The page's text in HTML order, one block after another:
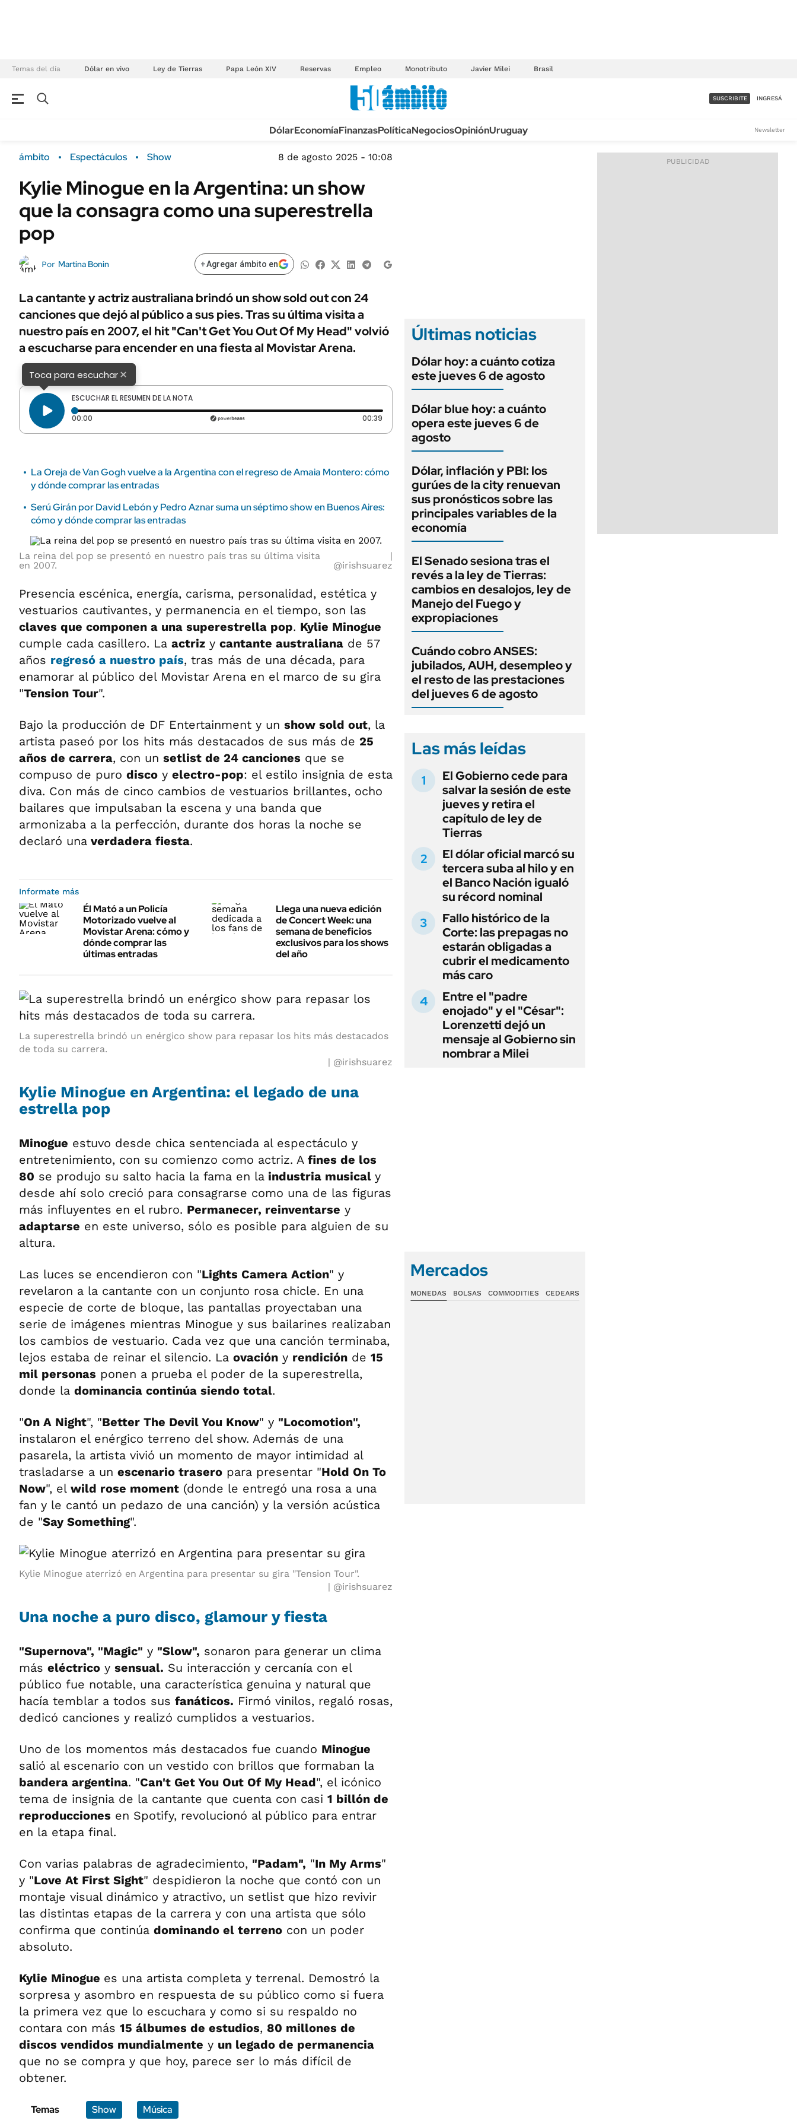
Temas del día Dólar en vivo Ley de Tierras Papa León XIV Reservas Empleo Monotributo Javier Milei Brasil
Campo
FINANZAS
Dólar
ÁMBITO DEBATE
Sustentabilidad
URUGUAY
TECNOLOGÍA
MÉXICO
MUNDO
INFORMACIÓN GENERAL
AUTOS
ACCESO FULL - $1.800/MES
SUSCRIBITE INGRESÁ
DólarEconomíaFinanzasPolíticaNegociosOpiniónUruguay Newsletter
ámbito Espectáculos Show 8 de agosto 2025 - 10:08
Kylie Minogue en la Argentina: un show
que la consagra como una superestrella
pop
Por Martina Bonin +Agregar ámbito en
La cantante y actriz australiana brindó un show sold out con 24
canciones que dejó al público a sus pies. Tras su última visita a
nuestro país en 2007, el hit "Can't Get You Out Of My Head" volvió
a escucharse para encender en una fiesta al Movistar Arena.
Toca para escuchar×
ESCUCHAR EL RESUMEN DE LA NOTA
00:00 Tiempo transcurrido: 0 segundos 00:39 Duración: 39 segundos
La Oreja de Van Gogh vuelve a la Argentina con el regreso de Amaia Montero: cómo
y dónde comprar las entradas
Serú Girán por David Lebón y Pedro Aznar suma un séptimo show en Buenos Aires:
cómo y dónde comprar las entradas
La reina del pop se presentó en nuestro país tras su última visita
en 2007.
@irishsuarez
Presencia escénica, energía, carisma, personalidad, estética y
vestuarios cautivantes, y permanencia en el tiempo, son las
claves que componen a una superestrella pop. Kylie Minogue
cumple cada casillero. La actriz y cantante australiana de 57
años regresó a nuestro país, tras más de una década, para
enamorar al público del Movistar Arena en el marco de su gira
"Tension Tour".
Bajo la producción de DF Entertainment y un show sold out, la
artista paseó por los hits más destacados de sus más de 25
años de carrera, con un setlist de 24 canciones que se
compuso de puro disco y electro-pop: el estilo insignia de esta
diva. Con más de cinco cambios de vestuarios brillantes, ocho
bailares que impulsaban la escena y una banda que
armonizaba a la perfección, durante dos horas la noche se
declaró una verdadera fiesta.
Informate más
Él Mató a un Policía
Motorizado vuelve al
Movistar Arena: cómo y
dónde comprar las
últimas entradas
Llega una nueva edición
de Concert Week: una
semana de beneficios
exclusivos para los shows
del año
La superestrella brindó un enérgico show para repasar los hits más destacados
de toda su carrera.
@irishsuarez
Kylie Minogue en Argentina: el legado de una
estrella pop
Minogue estuvo desde chica sentenciada al espectáculo y
entretenimiento, con su comienzo como actriz. A fines de los
80 se produjo su salto hacia la fama en la industria musical y
desde ahí solo creció para consagrarse como una de las figuras
más influyentes en el rubro. Permanecer, reinventarse y
adaptarse en este universo, sólo es posible para alguien de su
altura.
Las luces se encendieron con "Lights Camera Action" y
revelaron a la cantante con un conjunto rosa chicle. En una
especie de corte de bloque, las pantallas proyectaban una
serie de imágenes mientras Minogue y sus bailarines realizaban
los cambios de vestuario. Cada vez que una canción terminaba,
lejos estaba de reinar el silencio. La ovación y rendición de 15
mil personas ponen a prueba el poder de la superestrella,
donde la dominancia continúa siendo total.
"On A Night", "Better The Devil You Know" y "Locomotion",
instalaron el enérgico terreno del show. Además de una
pasarela, la artista vivió un momento de mayor intimidad al
trasladarse a un escenario trasero para presentar "Hold On To
Now", el wild rose moment (donde le entregó una rosa a una
fan y le cantó un pedazo de una canción) y la versión acústica
de "Say Something".
Kylie Minogue aterrizó en Argentina para presentar su gira "Tension Tour".
@irishsuarez
Una noche a puro disco, glamour y fiesta
"Supernova", "Magic" y "Slow", sonaron para generar un clima
más eléctrico y sensual. Su interacción y cercanía con el
público fue notable, una característica genuina y natural que
hacía temblar a todos sus fanáticos. Firmó vinilos, regaló rosas,
dedicó canciones y realizó cumplidos a vestuarios.
Uno de los momentos más destacados fue cuando Minogue
salió al escenario con un vestido con brillos que formaban la
bandera argentina. "Can't Get You Out Of My Head", el icónico
tema de insignia de la cantante que cuenta con casi 1 billón de
reproducciones en Spotify, revolucionó al público para entrar
en la etapa final.
Con varias palabras de agradecimiento, "Padam", "In My Arms"
y "Love At First Sight" despidieron la noche que contó con un
montaje visual dinámico y atractivo, un setlist que hizo revivir
las distintas etapas de la carrera y con una artista que sólo
confirma que continúa dominando el terreno con un poder
absoluto.
Kylie Minogue es una artista completa y terrenal. Demostró la
sorpresa y asombro en respuesta de su público como si fuera
la primera vez que lo escuchara y como si su respaldo no
contara con más 15 álbumes de estudios, 80 millones de
discos vendidos mundialmente y un legado de permanencia
que no se compra y que hoy, parece ser lo más difícil de
obtener.
Temas Show Música
Últimas noticias
Dólar hoy: a cuánto cotiza
este jueves 6 de agosto
Dólar blue hoy: a cuánto
opera este jueves 6 de
agosto
Dólar, inflación y PBI: los
gurúes de la city renuevan
sus pronósticos sobre las
principales variables de la
economía
El Senado sesiona tras el
revés a la ley de Tierras:
cambios en desalojos, ley de
Manejo del Fuego y
expropiaciones
Cuándo cobro ANSES:
jubilados, AUH, desempleo y
el resto de las prestaciones
del jueves 6 de agosto
Las más leídas
El Gobierno cede para
salvar la sesión de este
jueves y retira el
capítulo de ley de
Tierras
El dólar oficial marcó su
tercera suba al hilo y en
el Banco Nación igualó
su récord nominal
Fallo histórico de la
Corte: las prepagas no
estarán obligadas a
cubrir el medicamento
más caro
Entre el "padre
enojado" y el "César":
Lorenzetti dejó un
mensaje al Gobierno sin
nombrar a Milei
Mercados
MONEDAS BOLSAS COMMODITIES CEDEARS